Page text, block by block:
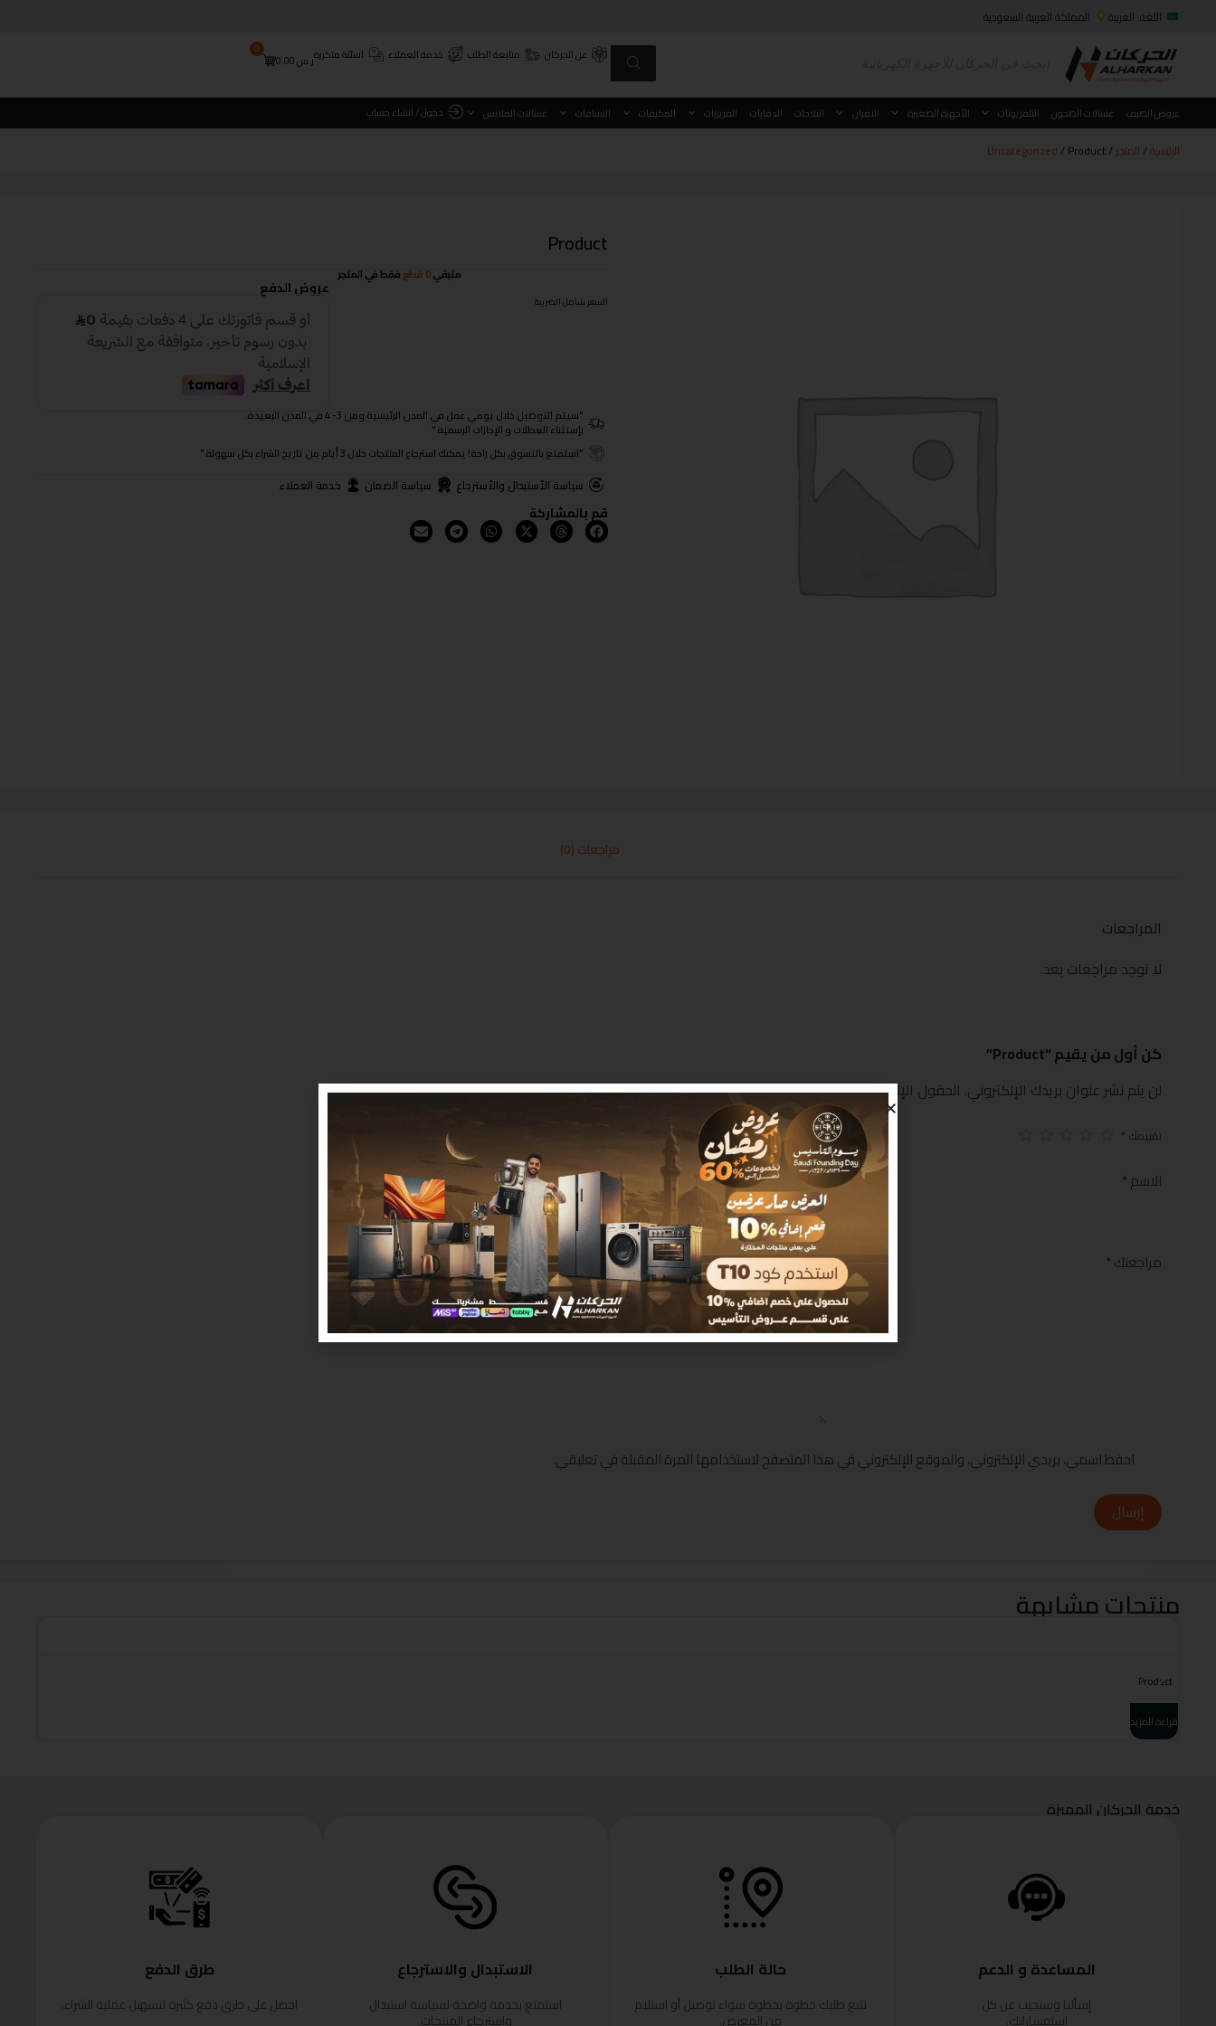
اللغة: العربية المملكة العربية السعودية
عن الحركان متابعة الطلب خدمة العملاء اسئلة متكررةر.س0.00
0
عروض الصيف غسالات الصحون التلفزيونات الأجهزة الصغيرة الافران الثلاجات الدفايات الفريزرات المكيفات النشافات غسالات الملابس دخول / انشاء حساب
الرئيسية/ المتجر /
Uncategorized / Product
Product
السعر شامل الضريبة
متبقي0 قطع فقط في المتجر
عروض الدفع
"سيتم التوصيل خلال يومي عمل في المدن الرئيسية ومن 3- 4 في المدن البعيدة.
بإستثناء العطلات و الإجازات الرسمية."
"استمتع بالتسوق بكل راحة! يمكنك استرجاع المنتجات خلال 3 أيام من تاريخ الشراء بكل سهولة."
سياسة الأستبدال والأسترجاع سياسة الضمان خدمة العملاء
قم بالمشاركة
مراجعات (0)
المراجعات
لا توجد مراجعات بعد.
كن أول من يقيم “Product”
لن يتم نشر عنوان بريدك الإلكتروني. الحقول الإلزامية مشار إليها بـ*
تقييمك *
الاسم* البريد الإلكتروني*
مراجعتك*
احفظ اسمي، بريدي الإلكتروني، والموقع الإلكتروني في هذا المتصفح لاستخدامها المرة المقبلة في تعليقي.
إرسال
منتجات مشابهة
Product
قراءة المزيد
خدمة الحركان المميزة
المساعدة و الدعم
إسألنا وسنجيب عن كل
استفساراتك.
حالة الطلب
تتبع طلبك خطوة بخطوة سواء توصيل أو استلام
من المعرض.
الاستبدال والاسترجاع
استمتع بخدمة واضحة لسياسة استبدال
واسترجاع المنتجات.
طرق الدفع
احصل على طرق دفع كثيرة لتسهيل عملية الشراء.